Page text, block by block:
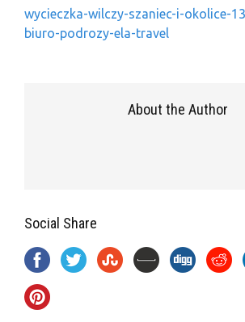
wycieczka-wilczy-szaniec-i-okolice-
biuro-podrozy-ela-travel
About the Author
Social Share